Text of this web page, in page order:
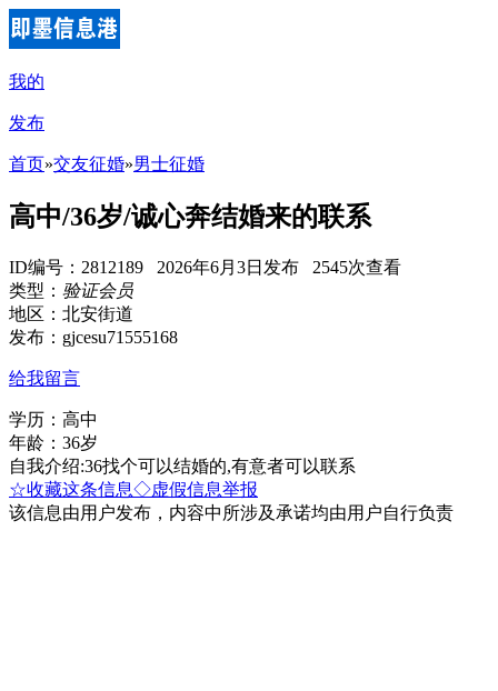
我的
发布
首页»交友征婚»男士征婚
高中/36岁/诚心奔结婚来的联系
ID编号：2812189 2026年6月3日发布 2545次查看
类型： 验证会员
地区：北安街道
发布：gjcesu71555168
给我留言
学历：高中
年龄：36岁
自我介绍:36找个可以结婚的,有意者可以联系
☆收藏这条信息◇虚假信息举报
该信息由用户发布，内容中所涉及承诺均由用户自行负责